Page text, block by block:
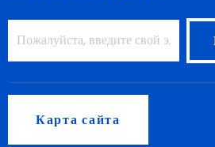
Карта сайта